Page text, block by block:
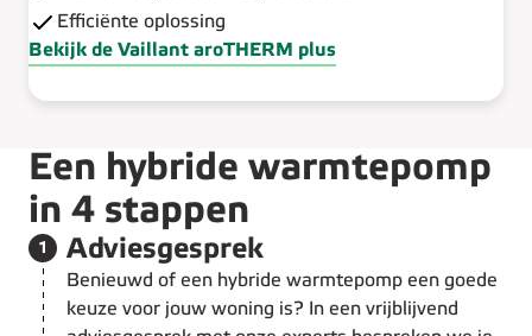
Efficiënte oplossing
Bekijk de Vaillant aroTHERM plus
Een hybride warmtepomp
in 4 stappen
1 Stap 1 van de 4:
Adviesgesprek
Benieuwd of een hybride warmtepomp een goede
keuze voor jouw woning is? In een vrijblijvend